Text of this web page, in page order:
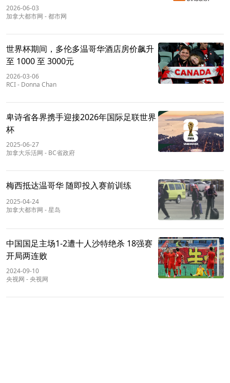
2026-06-03
加拿大都市网 -都市网
世界杯期间，多伦多温哥华酒店房价飙升
至 1000 至 3000元
2026-03-06
RCI- Donna Chan
卑诗省各界携手迎接2026年国际足联世界
杯
2025-06-27
加拿大乐活网 - BC省政府
梅西抵达温哥华 随即投入赛前训练
2025-04-24
加拿大都市网 -星岛
中国国足主场1-2遭十人沙特绝杀 18强赛
开局两连败
2024-09-10
央视网 -央视网